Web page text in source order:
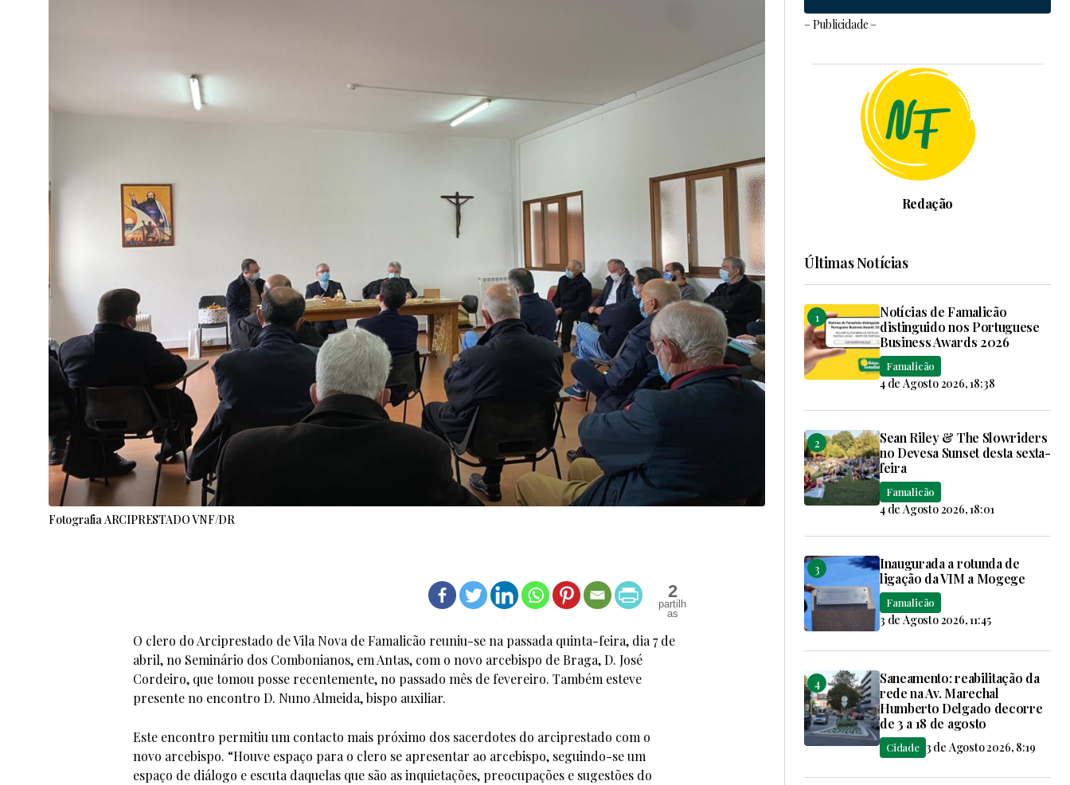
Fotografia ARCIPRESTADO VNF/DR
2
O clero do Arciprestado de Vila Nova de Famalicão reuniu-se na passada quinta-feira, dia 7 de
abril, no Seminário dos Combonianos, em Antas, com o novo arcebispo de Braga, D. José
Cordeiro, que tomou posse recentemente, no passado mês de fevereiro. Também esteve
presente no encontro D. Nuno Almeida, bispo auxiliar.
Este encontro permitiu um contacto mais próximo dos sacerdotes do arciprestado com o
novo arcebispo. “Houve espaço para o clero se apresentar ao arcebispo, seguindo-se um
espaço de diálogo e escuta daquelas que são as inquietações, preocupações e sugestões do
– Publicidade –
Redação
Últimas Notícias
Notícias de Famalicão
distinguido nos Portuguese
Business Awards 2026
Famalicão
4 de Agosto 2026, 18:38
Sean Riley & The Slowriders
no Devesa Sunset desta sexta-
feira
Famalicão
4 de Agosto 2026, 18:01
Inaugurada a rotunda de
ligação da VIM a Mogege
Famalicão
3 de Agosto 2026, 11:45
Saneamento: reabilitação da
rede na Av. Marechal
Humberto Delgado decorre
de 3 a 18 de agosto
Cidade 3 de Agosto 2026, 8:19